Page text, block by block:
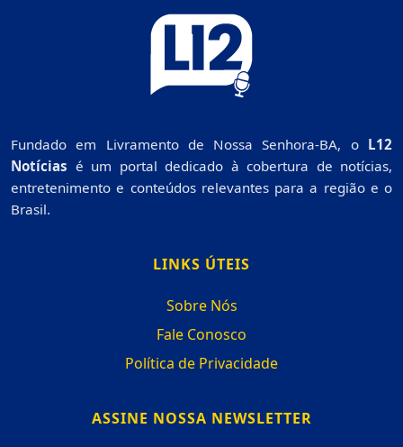
Fundado em Livramento de Nossa Senhora-BA, o L12
Notícias é um portal dedicado à cobertura de notícias,
entretenimento e conteúdos relevantes para a região e o
Brasil.
LINKS ÚTEIS
Sobre Nós
Fale Conosco
Política de Privacidade
ASSINE NOSSA NEWSLETTER